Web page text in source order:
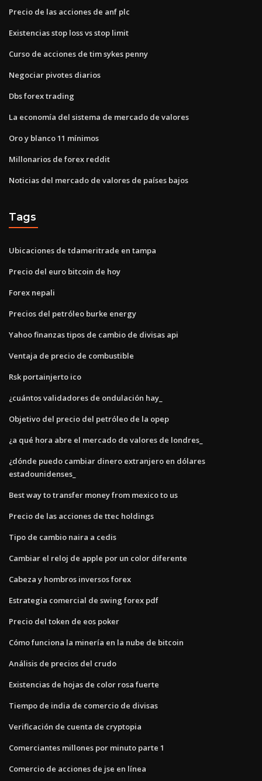
Precio de las acciones de anf plc
Existencias stop loss vs stop limit
Curso de acciones de tim sykes penny
Negociar pivotes diarios
Dbs forex trading
La economía del sistema de mercado de valores
Oro y blanco 11 mínimos
Millonarios de forex reddit
Noticias del mercado de valores de países bajos
Tags
Ubicaciones de tdameritrade en tampa
Precio del euro bitcoin de hoy
Forex nepali
Precios del petróleo burke energy
Yahoo finanzas tipos de cambio de divisas api
Ventaja de precio de combustible
Rsk portainjerto ico
¿cuántos validadores de ondulación hay_
Objetivo del precio del petróleo de la opep
¿a qué hora abre el mercado de valores de londres_
¿dónde puedo cambiar dinero extranjero en dólares
estadounidenses_
Best way to transfer money from mexico to us
Precio de las acciones de ttec holdings
Tipo de cambio naira a cedis
Cambiar el reloj de apple por un color diferente
Cabeza y hombros inversos forex
Estrategia comercial de swing forex pdf
Precio del token de eos poker
Cómo funciona la minería en la nube de bitcoin
Análisis de precios del crudo
Existencias de hojas de color rosa fuerte
Tiempo de india de comercio de divisas
Verificación de cuenta de cryptopia
Comerciantes millones por minuto parte 1
Comercio de acciones de jse en línea